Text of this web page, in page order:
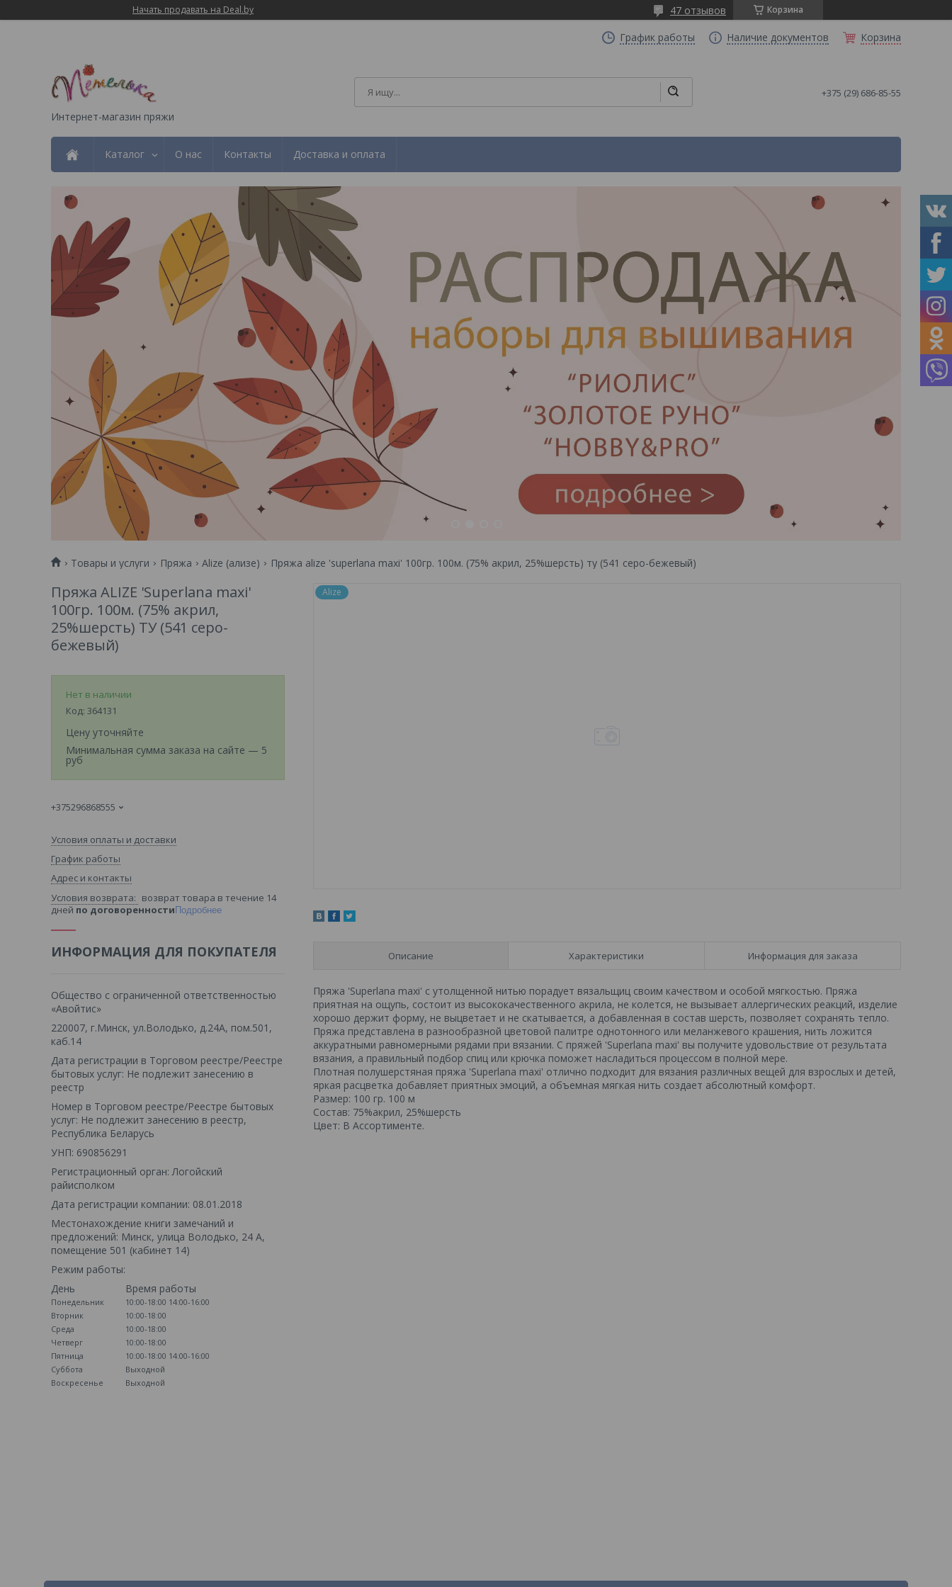
Начать продавать на Deal.by Корзина
47 отзывов
График работы Наличие документов Корзина
Интернет-магазин пряжи
+375 (29) 686-85-55
Каталог О нас Контакты Доставка и оплата
Товары и услуги Пряжа Alize (ализе) Пряжа alize 'superlana maxi' 100гр. 100м. (75% акрил, 25%шерсть) ту (541 серо-бежевый)
Alize
Описание Характеристики Информация для заказа
Пряжа 'Superlana maxi' с утолщенной нитью порадует вязальщиц своим качеством и особой мягкостью. Пряжа
приятная на ощупь, состоит из высококачественного акрила, не колется, не вызывает аллергических реакций, изделие
хорошо держит форму, не выцветает и не скатывается, а добавленная в состав шерсть, позволяет сохранять тепло.
Пряжа представлена в разнообразной цветовой палитре однотонного или меланжевого крашения, нить ложится
аккуратными равномерными рядами при вязании. С пряжей 'Superlana maxi' вы получите удовольствие от результата
вязания, а правильный подбор спиц или крючка поможет насладиться процессом в полной мере.
Плотная полушерстяная пряжа 'Superlana maxi' отлично подходит для вязания различных вещей для взрослых и детей,
яркая расцветка добавляет приятных эмоций, а объемная мягкая нить создает абсолютный комфорт.
Размер: 100 гр. 100 м
Состав: 75%акрил, 25%шерсть
Цвет: В Ассортименте.
Пряжа ALIZE 'Superlana maxi'
100гр. 100м. (75% акрил,
25%шерсть) ТУ (541 серо-
бежевый)
Нет в наличии
Код: 364131
Цену уточняйте
Минимальная сумма заказа на сайте — 5
руб
+375296868555
Условия оплаты и доставки
График работы
Адрес и контакты
возврат товара в течение 14
дней по договоренности Подробнее
ИНФОРМАЦИЯ ДЛЯ ПОКУПАТЕЛЯ
Общество с ограниченной ответственностью
«Авойтис»
220007, г.Минск, ул.Володько, д.24А, пом.501,
каб.14
Дата регистрации в Торговом реестре/Реестре
бытовых услуг: Не подлежит занесению в
реестр
Номер в Торговом реестре/Реестре бытовых
услуг: Не подлежит занесению в реестр,
Республика Беларусь
УНП: 690856291
Регистрационный орган: Логойский
райисполком
Дата регистрации компании: 08.01.2018
Местонахождение книги замечаний и
предложений: Минск, улица Володько, 24 А,
помещение 501 (кабинет 14)
Режим работы:
День
Время работы
Понедельник 10:00-18:00 14:00-16:00
Вторник
10:00-18:00
Среда
10:00-18:00
Четверг
10:00-18:00
Пятница
10:00-18:00 14:00-16:00
Суббота
Выходной
Воскресенье
Выходной